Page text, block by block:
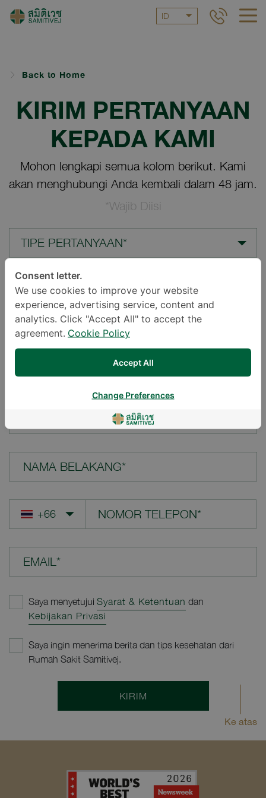
ID
Back to Home
KIRIM PERTANYAAN
KEPADA KAMI
Mohon lengkapi semua kolom berikut. Kami
akan menghubungi Anda kembali dalam 48 jam.
*Wajib Diisi
TIPE PERTANYAAN*
LOKASI*
PERTANYAAN ANDA*
NAMA BELAKANG*
EMAIL*
Saya menyetujui Syarat & Ketentuan dan
Kebijakan Privasi
Saya ingin menerima berita dan tips kesehatan dari
Rumah Sakit Samitivej.
KIRIM
Ke atas
Consent letter.
We use cookies to improve your website
experience, advertising service, content and
analytics. Click "Accept All" to accept the
agreement. Cookie Policy
Accept All
Change Preferences